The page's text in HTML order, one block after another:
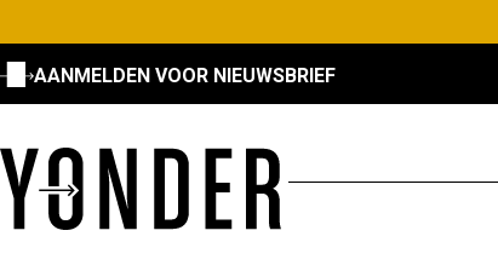
AANMELDEN VOOR NIEUWSBRIEF